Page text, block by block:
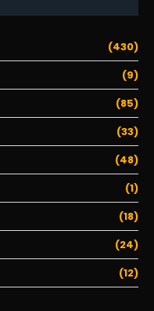
(430)
(9)
(85)
(33)
(48)
(1)
(18)
(24)
(12)